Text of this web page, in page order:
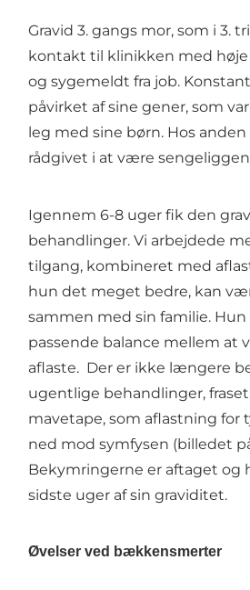
Gravid 3. gangs mor, som i 3.
kontakt til klinikken med
og sygemeldt fra job.
påvirket af sine gener, som
leg med sine børn. Hos
rådgivet i at være
Igennem 6-8 uger fik den
behandlinger. Vi arbejdede
tilgang, kombineret med
hun det meget bedre, kan
sammen med sin familie.
passende balance mellem at
aflaste. Der er ikke længere
ugentlige behandlinger,
mavetape, som aflastning for
ned mod symfysen (billedet
Bekymringerne er aftaget og
sidste uger af sin graviditet.
Øvelser ved bækkensmerter